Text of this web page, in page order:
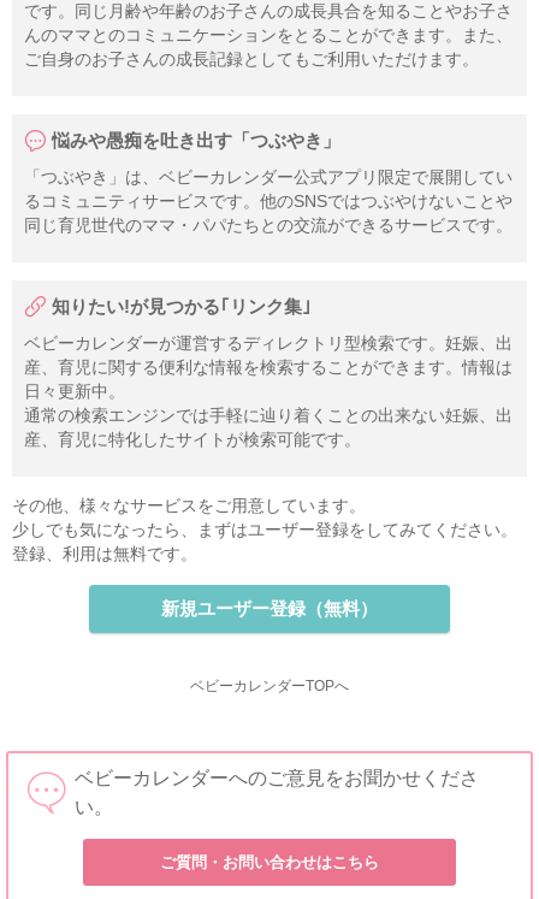
です。同じ月齢や年齢のお子さんの成長具合を知ることやお子さ
んのママとのコミュニケーションをとることができます。また、
ご自身のお子さんの成長記録としてもご利用いただけます。
悩みや愚痴を吐き出す「つぶやき」
「つぶやき」は、ベビーカレンダー公式アプリ限定で展開してい
るコミュニティサービスです。他のSNSではつぶやけないことや
同じ育児世代のママ・パパたちとの交流ができるサービスです。
知りたい!が見つかる｢リンク集｣
ベビーカレンダーが運営するディレクトリ型検索です。妊娠、出
産、育児に関する便利な情報を検索することができます。情報は
日々更新中。
通常の検索エンジンでは手軽に辿り着くことの出来ない妊娠、出
産、育児に特化したサイトが検索可能です。
その他、様々なサービスをご用意しています。
少しでも気になったら、まずはユーザー登録をしてみてください。
登録、利用は無料です。
新規ユーザー登録（無料）
ベビーカレンダーTOPへ
ベビーカレンダーへのご意見をお聞かせくださ
い。
ご質問・お問い合わせはこちら